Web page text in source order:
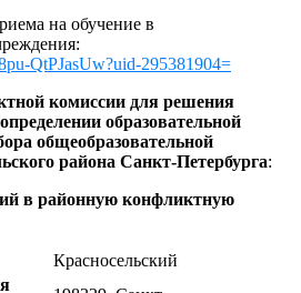
на обучение в
QtPJasUw?uid-295381904=
комиссии для решения
образовательной
общеобразовательной
района Санкт-Петербурга:
в районную конфликтную
Красносельский